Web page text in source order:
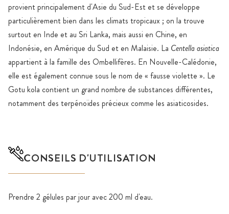
provient principalement d'Asie du Sud-Est et se développe
particulièrement bien dans les climats tropicaux ; on la trouve
surtout en Inde et au Sri Lanka, mais aussi en Chine, en
Indonésie, en Amérique du Sud et en Malaisie. La Centella asiatica
appartient à la famille des Ombellifères. En Nouvelle-Calédonie,
elle est également connue sous le nom de « fausse violette ». Le
Gotu kola contient un grand nombre de substances différentes,
notamment des terpénoïdes précieux comme les asiaticosides.
CONSEILS D'UTILISATION
Prendre 2 gélules par jour avec 200 ml d'eau.